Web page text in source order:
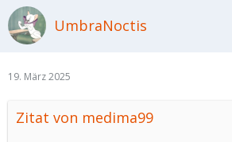
UmbraNoctis
19. März 2025
Zitat von medima99